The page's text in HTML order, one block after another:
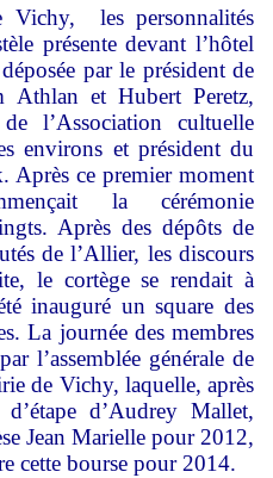
Vichy, les personnalités
présente devant l’hôtel
par le président de
Athlan et Hubert Peretz,
l’Association cultuelle
environs et président du
Après ce premier moment
la cérémonie
Après des dépôts de
de l’Allier, les discours
le cortège se rendait à
inauguré un square des
La journée des membres
l’assemblée générale de
de Vichy, laquelle, après
d’Audrey Mallet,
Jean Marielle pour 2012,
cette bourse pour 2014.